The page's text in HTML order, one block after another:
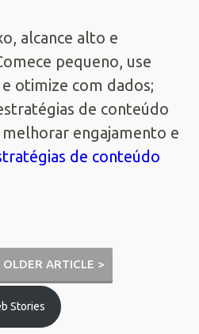
alcance alto e
pequeno, use
otimize com dados;
de conteúdo
engajamento e
de conteúdo
OLDER ARTICLE >
Stories